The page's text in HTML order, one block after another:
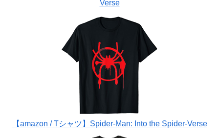
Verse
【amazon / Tシャツ】Spider-Man: Into the Spider-Verse